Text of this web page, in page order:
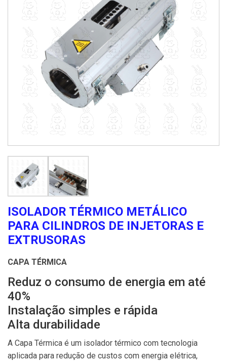
ISOLADOR TÉRMICO METÁLICO
PARA CILINDROS DE INJETORAS E
EXTRUSORAS
CAPA TÉRMICA
Reduz o consumo de energia em até
40%
Instalação simples e rápida
Alta durabilidade
A Capa Térmica é um isolador térmico com tecnologia
aplicada para redução de custos com energia elétrica,